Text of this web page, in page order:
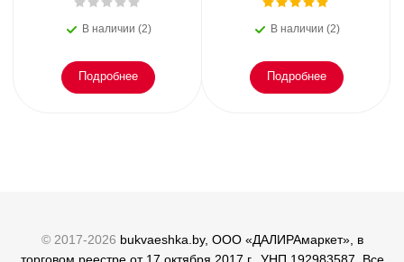
иллюстрациями
В наличии (2)
Подробнее
В наличии (2)
Подробнее
© 2017-2026 bukvaeshka.by, ООО «ДАЛИРАмаркет», в